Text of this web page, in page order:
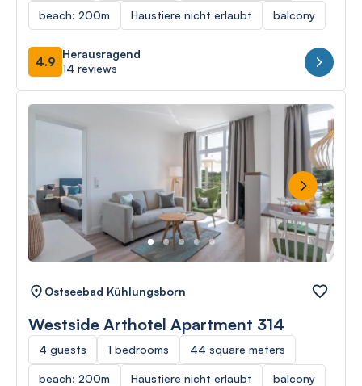
beach: 200m Haustiere nicht erlaubt balcony
4.9
Herausragend
14 reviews
Next
Ostseebad Kühlungsborn
Westside Arthotel Apartment 314
4 guests 1 bedrooms 44 square meters
beach: 200m Haustiere nicht erlaubt balcony